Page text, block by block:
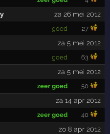
za 26 mei 2012
goed 27
za 5 mei 2012
goed 63
za 5 mei 2012
zeer goed 50
za 14 apr 2012
zeer goed 40
zo 8 apr 2012